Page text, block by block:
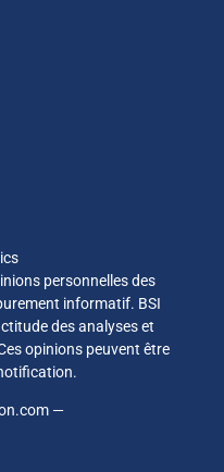
personnelles des
informatif. BSI
des analyses et
opinions peuvent être
—